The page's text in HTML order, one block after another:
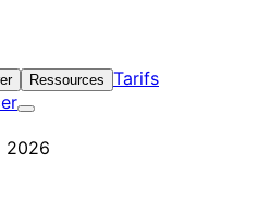
Ressources Tarifs
2026